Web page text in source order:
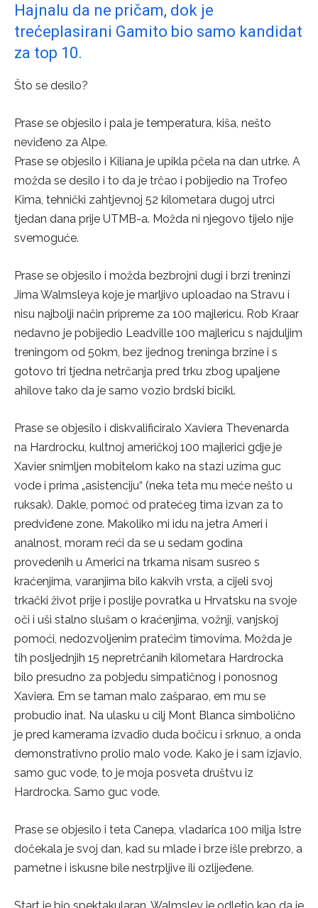
Hajnalu da ne pričam, dok je
trećeplasirani Gamito bio samo kandidat
za top 10.
Što se desilo?
Prase se objesilo i pala je temperatura, kiša, nešto
neviđeno za Alpe.
Prase se objesilo i Kiliana je upikla pčela na dan utrke. A
možda se desilo i to da je trčao i pobijedio na Trofeo
Kima, tehnički zahtjevnoj 52 kilometara dugoj utrci
tjedan dana prije UTMB-a. Možda ni njegovo tijelo nije
svemoguće.
Prase se objesilo i možda bezbrojni dugi i brzi treninzi
Jima Walmsleya koje je marljivo uploadao na Stravu i
nisu najbolji način pripreme za 100 majlericu. Rob Kraar
nedavno je pobijedio Leadville 100 majlericu s najduljim
treningom od 50km, bez ijednog treninga brzine i s
gotovo tri tjedna netrčanja pred trku zbog upaljene
ahilove tako da je samo vozio brdski bicikl.
Prase se objesilo i diskvalificiralo Xaviera Thevenarda
na Hardrocku, kultnoj američkoj 100 majlerici gdje je
Xavier snimljen mobitelom kako na stazi uzima guc
vode i prima „asistenciju“ (neka teta mu meće nešto u
ruksak). Dakle, pomoć od pratećeg tima izvan za to
predviđene zone. Makoliko mi idu na jetra Ameri i
analnost, moram reći da se u sedam godina
provedenih u Americi na trkama nisam susreo s
kraćenjima, varanjima bilo kakvih vrsta, a cijeli svoj
trkački život prije i poslije povratka u Hrvatsku na svoje
oči i uši stalno slušam o kraćenjima, vožnji, vanjskoj
pomoći, nedozvoljenim pratećim timovima. Možda je
tih posljednjih 15 nepretrčanih kilometara Hardrocka
bilo presudno za pobjedu simpatičnog i ponosnog
Xaviera. Em se taman malo zašparao, em mu se
probudio inat. Na ulasku u cilj Mont Blanca simbolično
je pred kamerama izvadio duda bočicu i srknuo, a onda
demonstrativno prolio malo vode. Kako je i sam izjavio,
samo guc vode, to je moja posveta društvu iz
Hardrocka. Samo guc vode.
Prase se objesilo i teta Canepa, vladarica 100 milja Istre
dočekala je svoj dan, kad su mlade i brze išle prebrzo, a
pametne i iskusne bile nestrpljive ili ozlijeđene.
Start je bio spektakularan, Walmsley je odletio kao da je